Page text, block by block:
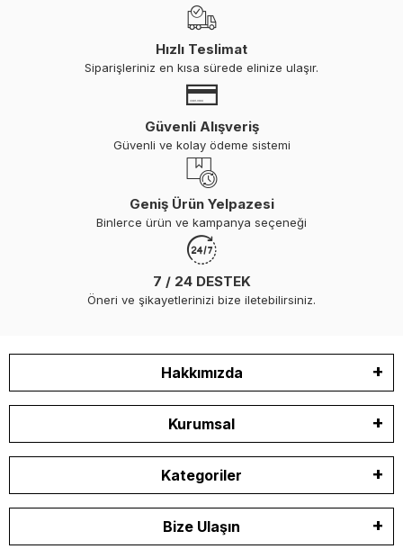
Hızlı Teslimat
Siparişleriniz en kısa sürede elinize ulaşır.
Güvenli Alışveriş
Güvenli ve kolay ödeme sistemi
Geniş Ürün Yelpazesi
Binlerce ürün ve kampanya seçeneği
7 / 24 DESTEK
Öneri ve şikayetlerinizi bize iletebilirsiniz.
Hakkımızda
Kurumsal
Kategoriler
Bize Ulaşın